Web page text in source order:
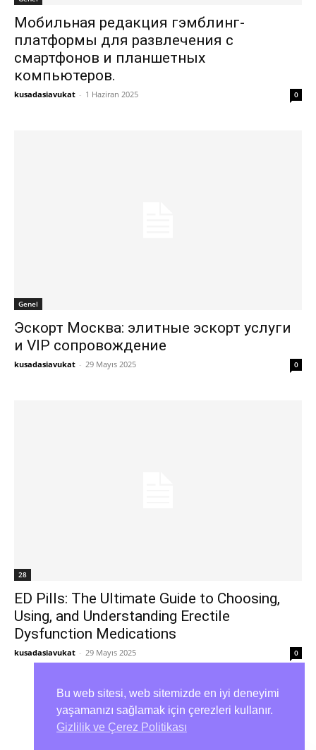
Мобильная редакция гэмблинг-
платформы для развлечения с
смартфонов и планшетных
компьютеров.
kusadasiavukat - 1 Haziran 2025 0
Genel
Эскорт Москва: элитные эскорт услуги
и VIP сопровождение
kusadasiavukat - 29 Mayıs 2025 0
28
ED Pills: The Ultimate Guide to Choosing,
Using, and Understanding Erectile
Dysfunction Medications
kusadasiavukat - 29 Mayıs 2025 0
1 2 3
Size Yardımcı Olmak İçin Buradayız
Bu web sitesi, web sitemizde en iyi deneyimi
yaşamanızı sağlamak için çerezleri kullanır.
Gizlilik ve Çerez Politikası